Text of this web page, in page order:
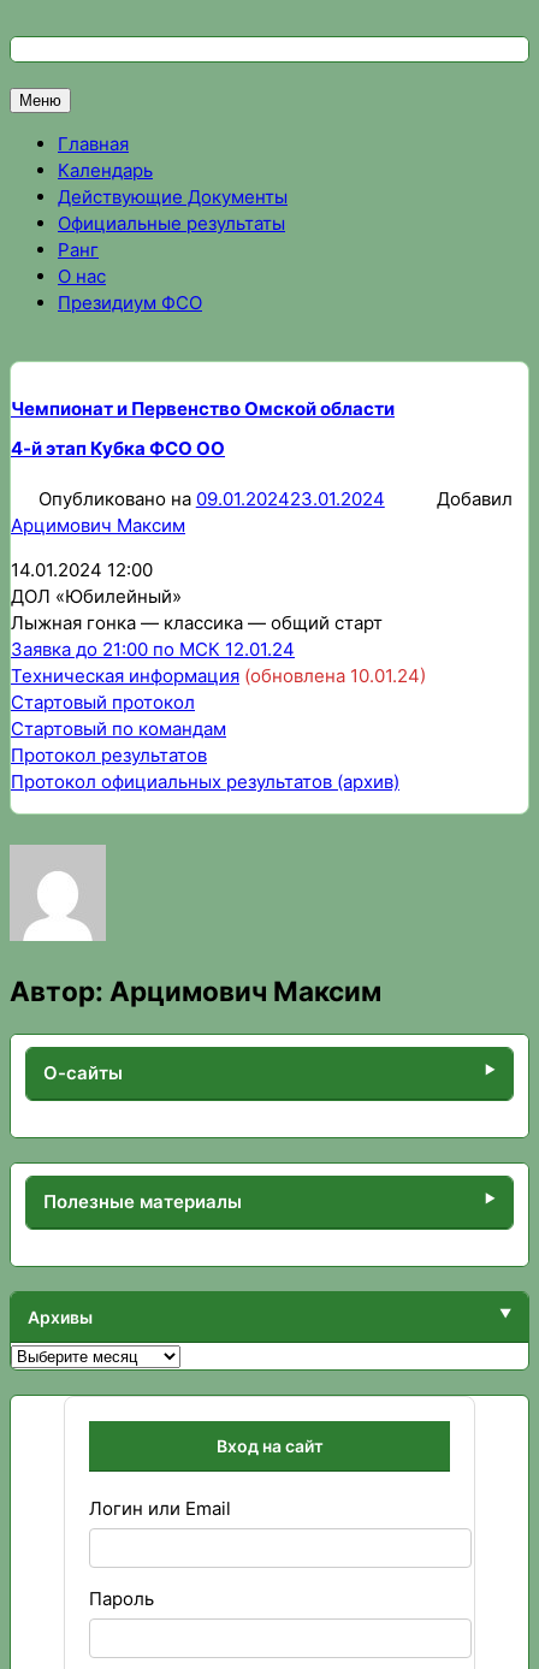
кФедерация спортивного ориентирования Омской области
Спортивное ориентирование в Омске, результаты
Меню
Главная
Календарь
Действующие Документы
Официальные результаты
Ранг
О нас
Президиум ФСО
Чемпионат и Первенство Омской области
4-й этап Кубка ФСО ОО
Опубликовано на 09.01.202423.01.2024
Добавил
Арцимович Максим
14.01.2024 12:00
ДОЛ «Юбилейный»
Лыжная гонка — классика — общий старт
Заявка до 21:00 по МСК 12.01.24
Техническая информация (обновлена 10.01.24)
Стартовый протокол
Стартовый по командам
Протокол результатов
Протокол официальных результатов (архив)
Автор: Арцимович Максим
О-сайты
Полезные материалы
Архивы
Архивы
Вход на сайт
Логин или Email
Пароль